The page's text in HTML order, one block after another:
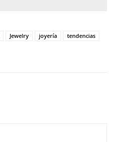
Jewelry joyería
tendencias